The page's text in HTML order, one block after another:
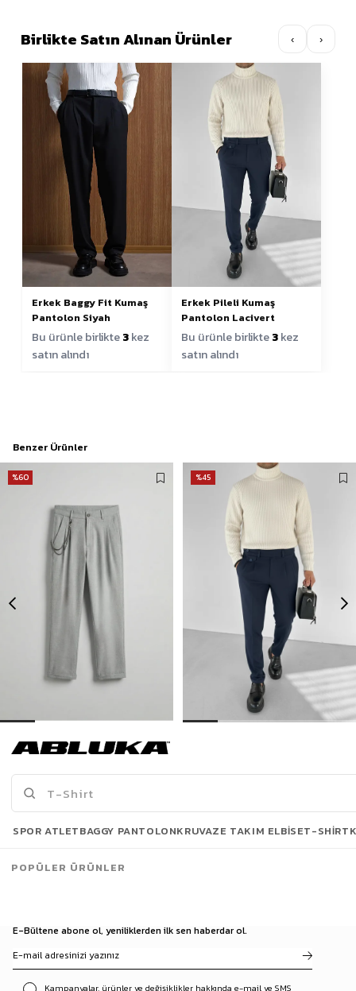
Birlikte Satın Alınan Ürünler ‹ ›
Erkek Baggy Fit Kumaş
Pantolon Siyah
Bu ürünle birlikte3kez
satın alındı
Erkek Pileli Kumaş
Pantolon Lacivert
Bu ürünle birlikte3kez
satın alındı
Benzer Ürünler
%60
399,90 TL
999,90 TL
%45
Son Bakılanlar
E-Bültene abone ol, yeniliklerden ilk sen haberdar ol.
Kampanyalar, ürünler ve değişiklikler hakkında e-mail ve SMS
SPOR ATLETBAGGY PANTOLONKRUVAZE TAKIM ELBISET-SHIRT
POPÜLER ÜRÜNLER